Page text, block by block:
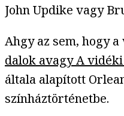
John Updike vagy
Ahgy az sem, hogy
dalok avagy A
általa alapított
színháztörténetbe.